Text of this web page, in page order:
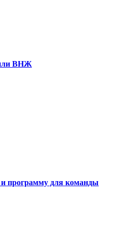
или ВНЖ
программу для команды